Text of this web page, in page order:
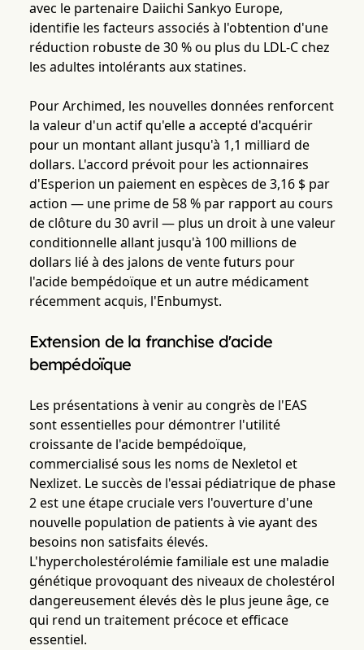
avec le partenaire Daiichi Sankyo Europe,
identifie les facteurs associés à l'obtention d'une
réduction robuste de 30 % ou plus du LDL-C chez
les adultes intolérants aux statines.
Pour Archimed, les nouvelles données renforcent
la valeur d'un actif qu'elle a accepté d'acquérir
pour un montant allant jusqu'à 1,1 milliard de
dollars. L'accord prévoit pour les actionnaires
d'Esperion un paiement en espèces de 3,16 $ par
action — une prime de 58 % par rapport au cours
de clôture du 30 avril — plus un droit à une valeur
conditionnelle allant jusqu'à 100 millions de
dollars lié à des jalons de vente futurs pour
l'acide bempédoïque et un autre médicament
récemment acquis, l'Enbumyst.
Extension de la franchise d'acide
bempédoïque
Les présentations à venir au congrès de l'EAS
sont essentielles pour démontrer l'utilité
croissante de l'acide bempédoïque,
commercialisé sous les noms de Nexletol et
Nexlizet. Le succès de l'essai pédiatrique de phase
2 est une étape cruciale vers l'ouverture d'une
nouvelle population de patients à vie ayant des
besoins non satisfaits élevés.
L'hypercholestérolémie familiale est une maladie
génétique provoquant des niveaux de cholestérol
dangereusement élevés dès le plus jeune âge, ce
qui rend un traitement précoce et efficace
essentiel.